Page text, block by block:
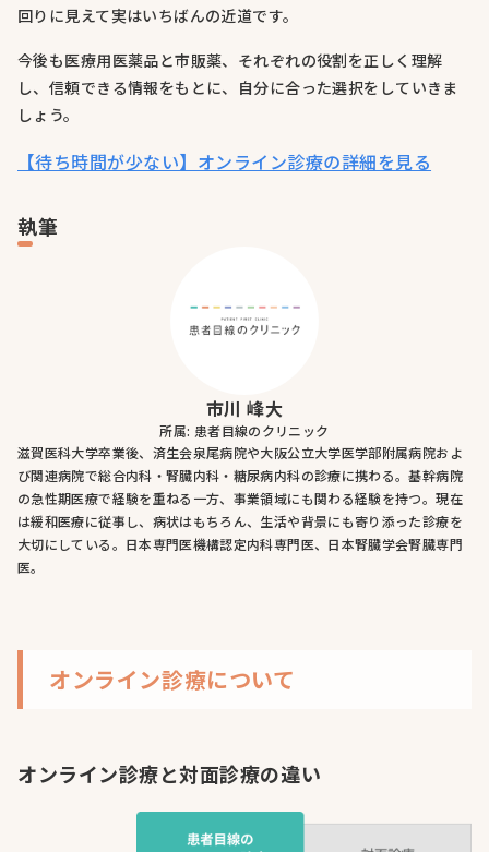
回りに見えて実はいちばんの近道です。
今後も医療用医薬品と市販薬、それぞれの役割を正しく理解
し、信頼できる情報をもとに、自分に合った選択をしていきま
しょう。
【待ち時間が少ない】オンライン診療の詳細を見る
執筆
市川 峰大
所属: 患者目線のクリニック
滋賀医科大学卒業後、済生会泉尾病院や大阪公立大学医学部附属病院およ
び関連病院で総合内科・腎臓内科・糖尿病内科の診療に携わる。基幹病院
の急性期医療で経験を重ねる一方、事業領域にも関わる経験を持つ。現在
は緩和医療に従事し、病状はもちろん、生活や背景にも寄り添った診療を
大切にしている。日本専門医機構認定内科専門医、日本腎臓学会腎臓専門
医。
オンライン診療について
オンライン診療と対面診療の違い